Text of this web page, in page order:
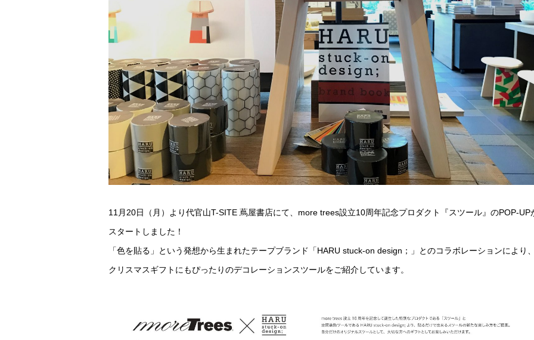
11月20日（月）より代官山T-SITE 蔦屋書店にて、more trees設立10周年記念プロダクト『スツール』のPOP-UP
スタートしました！
「色を貼る」という発想から生まれたテープブランド「HARU stuck-on design；」とのコラボレーションにより
クリスマスギフトにもぴったりのデコレーションスツールをご紹介しています。